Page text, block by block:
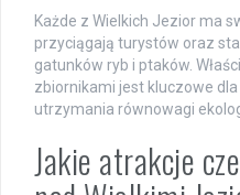
Każde z Wielkich Jezior ma
przyciągają turystów oraz
gatunków ryb i ptaków.
zbiornikami jest kluczowe
utrzymania równowagi
Jakie atrakcje